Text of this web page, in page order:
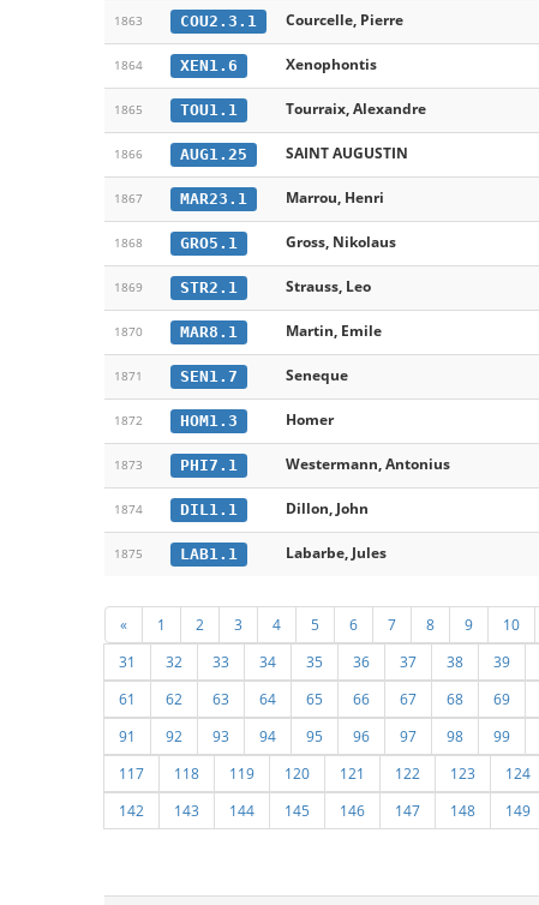
1863 COU2.3.1 Courcelle, Pierre
1864 XEN1.6 Xenophontis
1865 TOU1.1 Tourraix, Alexandre
1866 AUG1.25 SAINT AUGUSTIN
1867 MAR23.1 Marrou, Henri
1868 GRO5.1 Gross, Nikolaus
1869 STR2.1 Strauss, Leo
1870 MAR8.1 Martin, Emile
1871 SEN1.7 Seneque
1872 HOM1.3 Homer
1873 PHI7.1 Westermann, Antonius
1874 DIL1.1 Dillon, John
1875 LAB1.1 Labarbe, Jules
« 1 2 3 4 5 6 7 8 9 10
31
32 33 34 35 36 37 38 39
61
62 63 64 65 66 67 68 69
91
92 93 94 95 96 97 98 99
117
118 119 120 121 122 123 124
142
143 144 145 146 147 148 149